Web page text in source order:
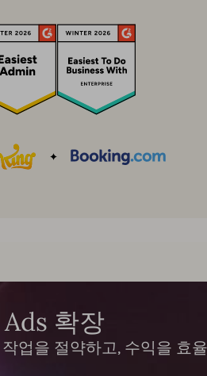
확장
업을 절약하고, 수익을 효